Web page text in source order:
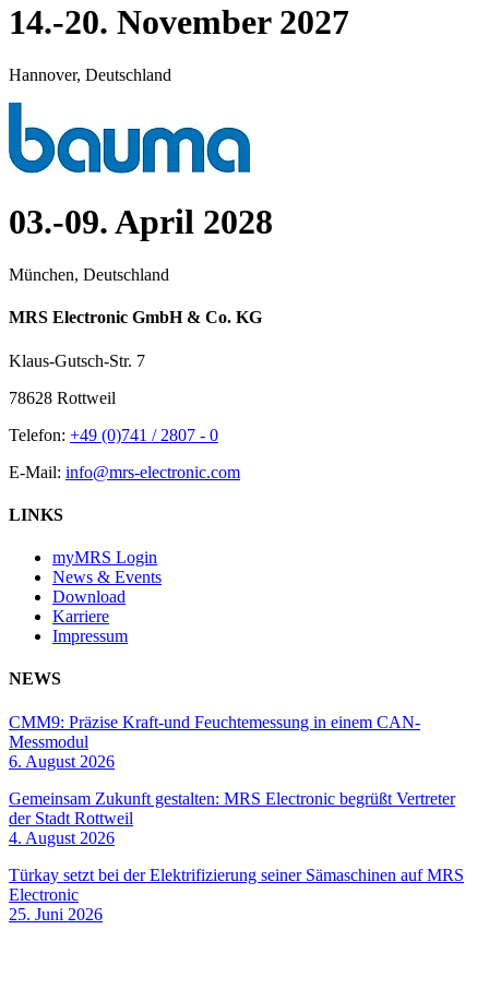
14.-20. November 2027
Hannover, Deutschland
03.-09. April 2028
München, Deutschland
MRS Electronic GmbH & Co. KG
Klaus-Gutsch-Str. 7
78628 Rottweil
Telefon: +49 (0)741 / 2807 - 0
E-Mail: info@mrs-electronic.com
LINKS
myMRS Login
News & Events
Download
Karriere
Impressum
NEWS
CMM9: Präzise Kraft-und Feuchtemessung in einem CAN-
Messmodul
6. August 2026
Gemeinsam Zukunft gestalten: MRS Electronic begrüßt Vertreter
der Stadt Rottweil
4. August 2026
Türkay setzt bei der Elektrifizierung seiner Sämaschinen auf MRS
Electronic
25. Juni 2026